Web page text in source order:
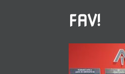
FAV!